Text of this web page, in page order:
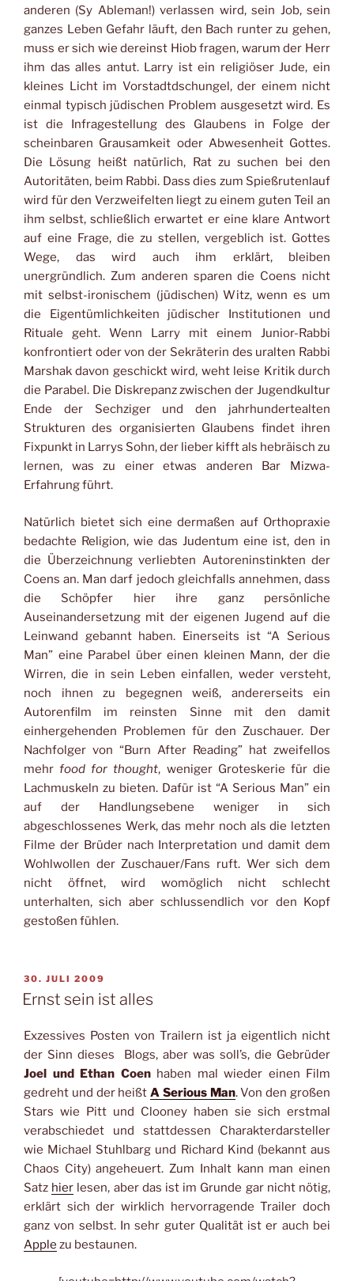
anderen (Sy Ableman!) verlassen wird, sein Job, sein
ganzes Leben Gefahr läuft, den Bach runter zu gehen,
muss er sich wie dereinst Hiob fragen, warum der Herr
ihm das alles antut. Larry ist ein religiöser Jude, ein
kleines Licht im Vorstadtdschungel, der einem nicht
einmal typisch jüdischen Problem ausgesetzt wird. Es
ist die Infragestellung des Glaubens in Folge der
scheinbaren Grausamkeit oder Abwesenheit Gottes.
Die Lösung heißt natürlich, Rat zu suchen bei den
Autoritäten, beim Rabbi. Dass dies zum Spießrutenlauf
wird für den Verzweifelten liegt zu einem guten Teil an
ihm selbst, schließlich erwartet er eine klare Antwort
auf eine Frage, die zu stellen, vergeblich ist. Gottes
Wege, das wird auch ihm erklärt, bleiben
unergründlich. Zum anderen sparen die Coens nicht
mit selbst-ironischem (jüdischen) Witz, wenn es um
die Eigentümlichkeiten jüdischer Institutionen und
Rituale geht. Wenn Larry mit einem Junior-Rabbi
konfrontiert oder von der Sekräterin des uralten Rabbi
Marshak davon geschickt wird, weht leise Kritik durch
die Parabel. Die Diskrepanz zwischen der Jugendkultur
Ende der Sechziger und den jahrhundertealten
Strukturen des organisierten Glaubens findet ihren
Fixpunkt in Larrys Sohn, der lieber kifft als hebräisch zu
lernen, was zu einer etwas anderen Bar Mizwa-
Erfahrung führt.
Natürlich bietet sich eine dermaßen auf Orthopraxie
bedachte Religion, wie das Judentum eine ist, den in
die Überzeichnung verliebten Autoreninstinkten der
Coens an. Man darf jedoch gleichfalls annehmen, dass
die Schöpfer hier ihre ganz persönliche
Auseinandersetzung mit der eigenen Jugend auf die
Leinwand gebannt haben. Einerseits ist “A Serious
Man” eine Parabel über einen kleinen Mann, der die
Wirren, die in sein Leben einfallen, weder versteht,
noch ihnen zu begegnen weiß, andererseits ein
Autorenfilm im reinsten Sinne mit den damit
einhergehenden Problemen für den Zuschauer. Der
Nachfolger von “Burn After Reading” hat zweifellos
mehrfood for thought, weniger Groteskerie für die
Lachmuskeln zu bieten. Dafür ist “A Serious Man” ein
auf der Handlungsebene weniger in sich
abgeschlossenes Werk, das mehr noch als die letzten
Filme der Brüder nach Interpretation und damit dem
Wohlwollen der Zuschauer/Fans ruft. Wer sich dem
nicht öffnet, wird womöglich nicht schlecht
unterhalten, sich aber schlussendlich vor den Kopf
gestoßen fühlen.
VERÖFFENTLICHT
AM
30. JULI 2009
Ernst sein ist alles
Exzessives Posten von Trailern ist ja eigentlich nicht
der Sinn dieses Blogs, aber was soll’s, die Gebrüder
Joel und Ethan Coenhaben mal wieder einen Film
gedreht und der heißtA Serious Man. Von den großen
Stars wie Pitt und Clooney haben sie sich erstmal
verabschiedet und stattdessen Charakterdarsteller
wie Michael Stuhlbarg und Richard Kind (bekannt aus
Chaos City) angeheuert. Zum Inhalt kann man einen
Satz hier lesen, aber das ist im Grunde gar nicht nötig,
erklärt sich der wirklich hervorragende Trailer doch
ganz von selbst. In sehr guter Qualität ist er auch bei
Apple zu bestaunen.